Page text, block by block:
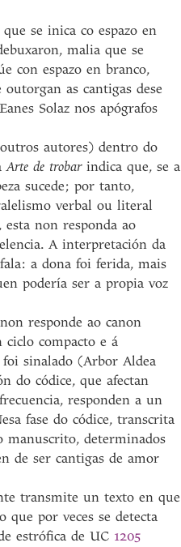
se inica co espazo en
malia que se
con espazo en branco,
as cantigas dese
Solaz nos apógrafos
autores) dentro do
Arte de trobarindica que, se a
sucede; por tanto,
verbal ou literal
non responda ao
A interpretación da
a dona foi ferida, mais
podería ser a propia voz
responde ao canon
ciclo compacto e á
sinalado (Arbor Aldea
do códice, que afectan
responden a un
fase do códice, transcrita
manuscrito, determinados
de ser cantigas de amor
transmite un texto en que
por veces se detecta
estrófica de UC 1205